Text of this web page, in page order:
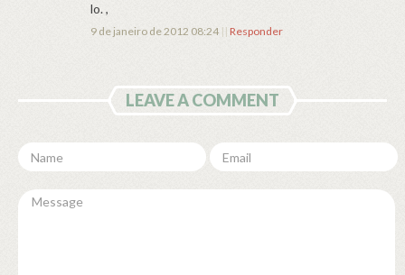
lo. ,
9 de janeiro de 2012 08:24 || Responder
LEAVE A COMMENT